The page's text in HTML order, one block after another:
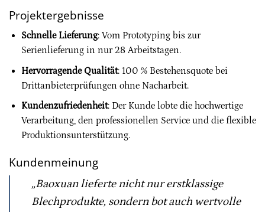
Projektergebnisse
Schnelle Lieferung: Vom Prototyping bis zur
Serienlieferung in nur 28 Arbeitstagen.
Hervorragende Qualität: 100 % Bestehensquote bei
Drittanbieterprüfungen ohne Nacharbeit.
Kundenzufriedenheit: Der Kunde lobte die hochwertige
Verarbeitung, den professionellen Service und die flexible
Produktionsunterstützung.
Kundenmeinung
„Baoxuan lieferte nicht nur erstklassige
Blechprodukte, sondern bot auch wertvolle